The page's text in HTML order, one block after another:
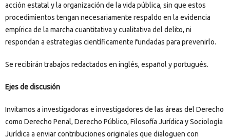
acción estatal y la organización de la vida pública, sin que estos
procedimientos tengan necesariamente respaldo en la evidencia
empírica de la marcha cuantitativa y cualitativa del delito, ni
respondan a estrategias científicamente fundadas para prevenirlo.
Se recibirán trabajos redactados en inglés, español y portugués.
Ejes de discusión
Invitamos a investigadoras e investigadores de las áreas del Derecho
como Derecho Penal, Derecho Público, Filosofía Jurídica y Sociología
Jurídica a enviar contribuciones originales que dialoguen con